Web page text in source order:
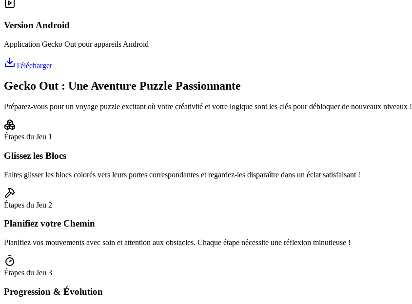
Version Android
Application Gecko Out pour appareils Android
Télécharger
Gecko Out : Une Aventure Puzzle Passionnante
Préparez-vous pour un voyage puzzle excitant où votre créativité et votre logique sont les clés pour débloquer de nouveaux niveaux !
Étapes du Jeu 1
Glissez les Blocs
Faites glisser les blocs colorés vers leurs portes correspondantes et regardez-les disparaître dans un éclat satisfaisant !
Étapes du Jeu 2
Planifiez votre Chemin
Planifiez vos mouvements avec soin et attention aux obstacles. Chaque étape nécessite une réflexion minutieuse !
Étapes du Jeu 3
Progression & Évolution